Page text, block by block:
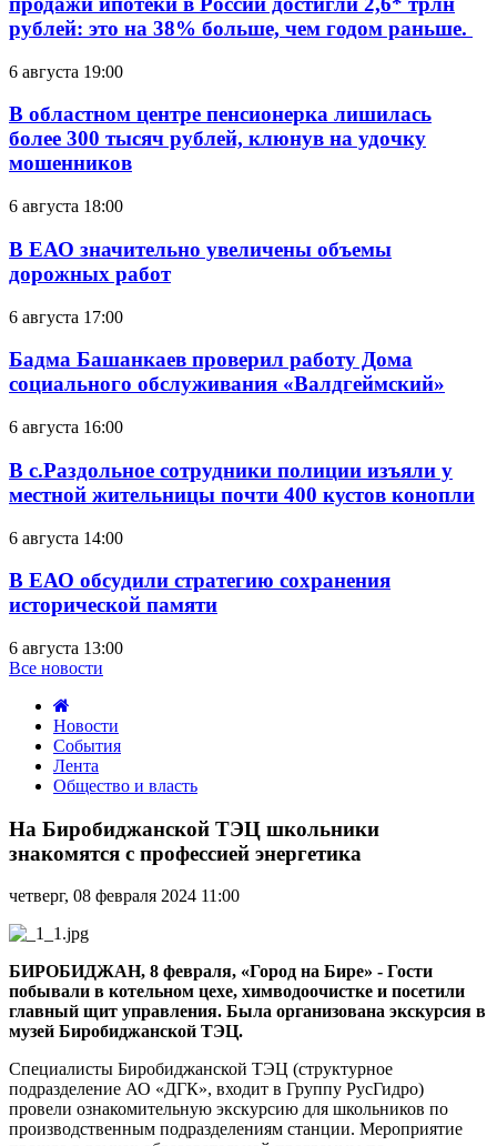
рублей: это на 38% больше, чем годом раньше.
6 августа 19:00
В областном центре пенсионерка лишилась
более 300 тысяч рублей, клюнув на удочку
мошенников
6 августа 18:00
В ЕАО значительно увеличены объемы
дорожных работ
6 августа 17:00
Бадма Башанкаев проверил работу Дома
социального обслуживания «Валдгеймский»
6 августа 16:00
В с.Раздольное сотрудники полиции изъяли у
местной жительницы почти 400 кустов конопли
6 августа 14:00
В ЕАО обсудили стратегию сохранения
исторической памяти
6 августа 13:00
Все новости
Новости
События
Лента
Общество и власть
Биробиджанской
ТЭЦ
школьники
с
профессией
энергетика
На Биробиджанской ТЭЦ школьники
знакомятся с профессией энергетика
четверг, 08 февраля 2024 11:00
БИРОБИДЖАН, 8 февраля, «Город на Бире» - Гости
побывали в котельном цехе, химводоочистке и посетили
главный щит управления. Была организована экскурсия в
музей Биробиджанской ТЭЦ.
Специалисты Биробиджанской ТЭЦ (структурное
подразделение АО «ДГК», входит в Группу РусГидро)
провели ознакомительную экскурсию для школьников по
производственным подразделениям станции. Мероприятие